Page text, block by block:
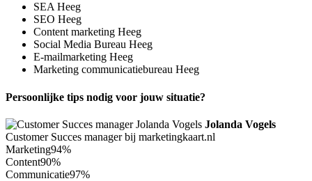
SEA Heeg
SEO Heeg
Content marketing Heeg
Social Media Bureau Heeg
E-mailmarketing Heeg
Marketing communicatiebureau Heeg
Persoonlijke tips nodig voor jouw situatie?
Jolanda Vogels
Customer Succes manager bij marketingkaart.nl
Marketing94%
Content90%
Communicatie97%